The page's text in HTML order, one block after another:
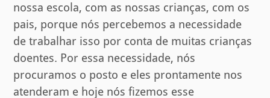
nossa escola, com as nossas crianças, com os
pais, porque nós percebemos a necessidade
de trabalhar isso por conta de muitas crianças
doentes. Por essa necessidade, nós
procuramos o posto e eles prontamente nos
atenderam e hoje nós fizemos esse